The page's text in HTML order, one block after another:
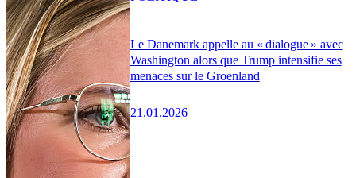
Le Danemark appelle au « dialogue » avec
Washington alors que Trump intensifie ses
menaces sur le Groenland
21.01.2026